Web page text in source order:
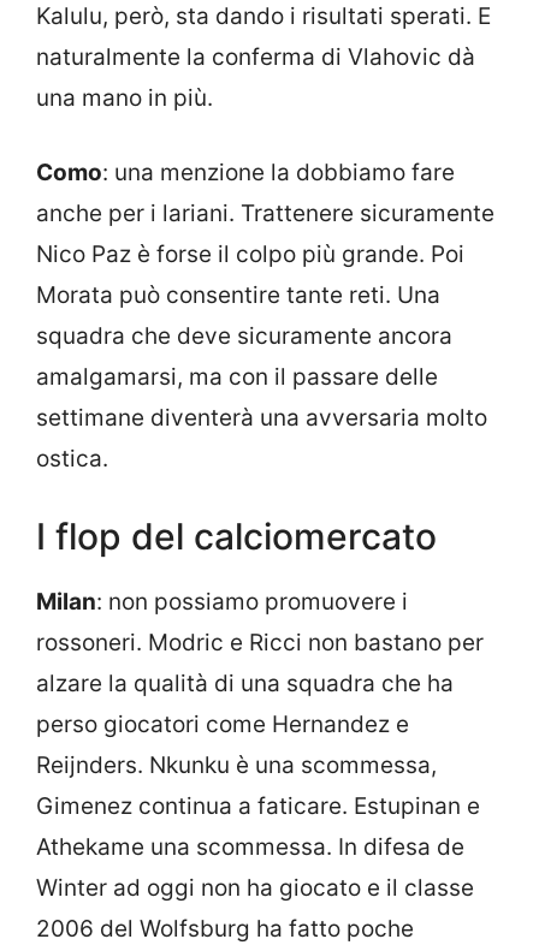
Kalulu, però, sta dando i risultati sperati. E
naturalmente la conferma di Vlahovic dà
una mano in più.
Como: una menzione la dobbiamo fare
anche per i lariani. Trattenere sicuramente
Nico Paz è forse il colpo più grande. Poi
Morata può consentire tante reti. Una
squadra che deve sicuramente ancora
amalgamarsi, ma con il passare delle
settimane diventerà una avversaria molto
ostica.
I flop del calciomercato
Milan: non possiamo promuovere i
rossoneri. Modric e Ricci non bastano per
alzare la qualità di una squadra che ha
perso giocatori come Hernandez e
Reijnders. Nkunku è una scommessa,
Gimenez continua a faticare. Estupinan e
Athekame una scommessa. In difesa de
Winter ad oggi non ha giocato e il classe
2006 del Wolfsburg ha fatto poche